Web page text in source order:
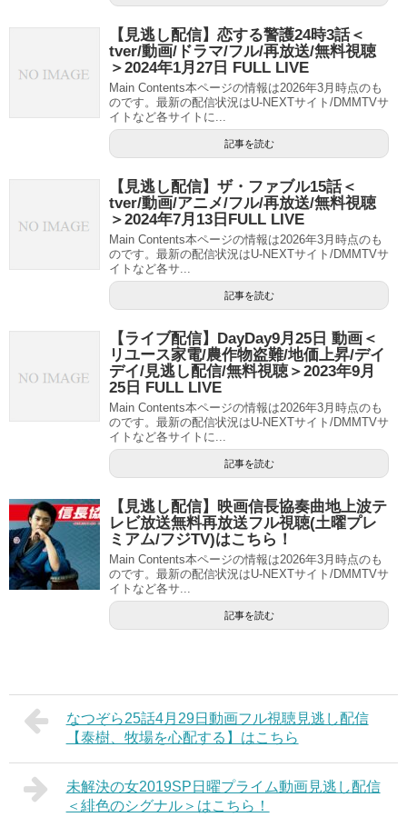
【見逃し配信】恋する警護24時3話＜
tver/動画/ドラマ/フル/再放送/無料視聴
＞2024年1月27日 FULL LIVE
Main Contents本ページの情報は2026年3月時点のも
のです。最新の配信状況はU-NEXTサイト/DMMTVサ
イトなど各サイトに...
記事を読む
【見逃し配信】ザ・ファブル15話＜
tver/動画/アニメ/フル/再放送/無料視聴
＞2024年7月13日FULL LIVE
Main Contents本ページの情報は2026年3月時点のも
のです。最新の配信状況はU-NEXTサイト/DMMTVサ
イトなど各サ...
記事を読む
【ライブ配信】DayDay9月25日 動画＜
リユース家電/農作物盗難/地価上昇/デイ
デイ/見逃し配信/無料視聴＞2023年9月
25日 FULL LIVE
Main Contents本ページの情報は2026年3月時点のも
のです。最新の配信状況はU-NEXTサイト/DMMTVサ
イトなど各サイトに...
記事を読む
【見逃し配信】映画信長協奏曲地上波テ
レビ放送無料再放送フル視聴(土曜プレ
ミアム/フジTV)はこちら！
Main Contents本ページの情報は2026年3月時点のも
のです。最新の配信状況はU-NEXTサイト/DMMTVサ
イトなど各サ...
記事を読む
なつぞら25話4月29日動画フル視聴見逃し配信
【泰樹、牧場を心配する】はこちら
未解決の女2019SP日曜プライム動画見逃し配信
＜緋色のシグナル＞はこちら！